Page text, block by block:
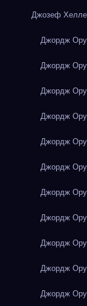
Джозеф
Джордж
Джордж
Джордж
Джордж
Джордж
Джордж
Джордж
Джордж
Джордж
Джордж
Джордж